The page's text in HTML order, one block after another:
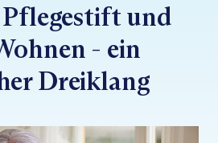
und
- ein
Dreiklang